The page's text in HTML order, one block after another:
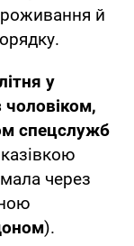
й
у
чоловіком,
спецслужб
через
).